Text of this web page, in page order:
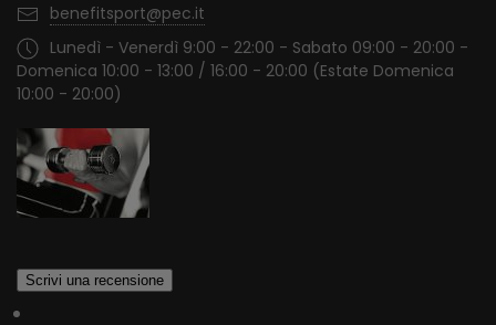
benefitsport@pec.it
Lunedì - Venerdì 9:00 - 22:00 - Sabato 09:00 - 20:00 -
Domenica 10:00 - 13:00 / 16:00 - 20:00 (Estate Domenica
10:00 - 20:00)